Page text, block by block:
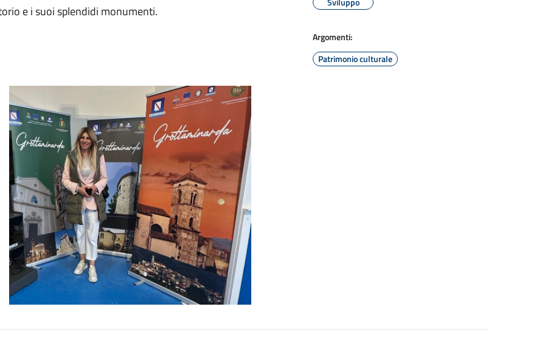
e i suoi splendidi monumenti.
Argomenti:
Patrimonio culturale